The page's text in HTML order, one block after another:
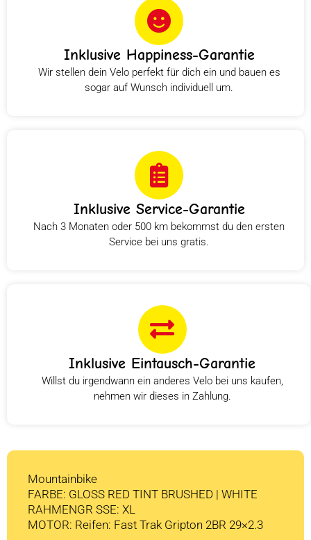
Inklusive Happiness-Garantie
Wir stellen dein Velo perfekt für dich ein und bauen es
sogar auf Wunsch individuell um.
Inklusive Service-Garantie
Nach 3 Monaten oder 500 km bekommst du den ersten
Service bei uns gratis.
Inklusive Eintausch-Garantie
Willst du irgendwann ein anderes Velo bei uns kaufen,
nehmen wir dieses in Zahlung.
Mountainbike
FARBE: GLOSS RED TINT BRUSHED | WHITE
RAHMENGR SSE: XL
MOTOR: Reifen: Fast Trak Gripton 2BR 29×2.3